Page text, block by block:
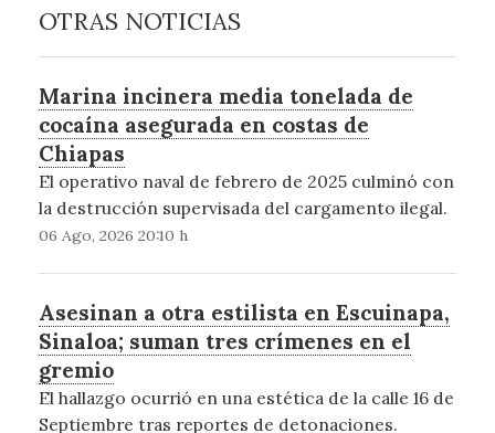
OTRAS NOTICIAS
Marina incinera media tonelada de
cocaína asegurada en costas de
Chiapas
El operativo naval de febrero de 2025 culminó con
la destrucción supervisada del cargamento ilegal.
06 Ago, 2026 20:10 h
Asesinan a otra estilista en Escuinapa,
Sinaloa; suman tres crímenes en el
gremio
El hallazgo ocurrió en una estética de la calle 16 de
Septiembre tras reportes de detonaciones.